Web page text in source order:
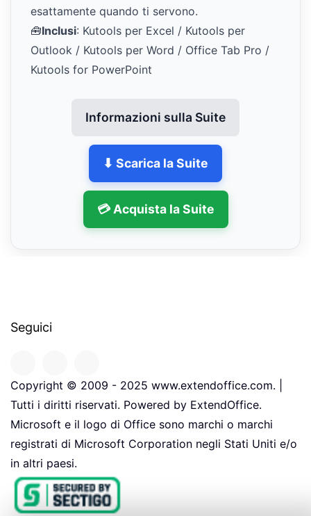
esattamente quando ti servono.
🧰Inclusi: Kutools per Excel / Kutools per
Outlook / Kutools per Word / Office Tab Pro /
Kutools for PowerPoint
Informazioni sulla Suite
⬇ Scarica la Suite
💳 Acquista la Suite
Seguici
Copyright © 2009 - 2025 www.extendoffice.com. |
Tutti i diritti riservati. Powered by ExtendOffice.
Microsoft e il logo di Office sono marchi o marchi
registrati di Microsoft Corporation negli Stati Uniti e/o
in altri paesi.